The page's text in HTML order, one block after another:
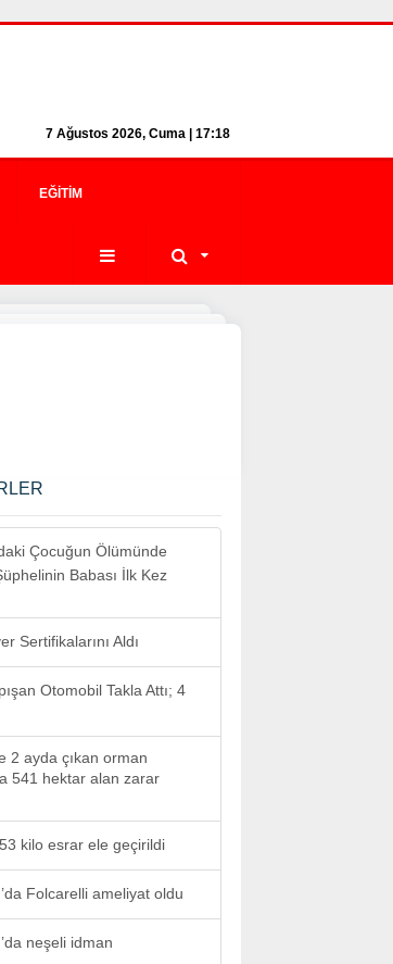
7 Ağustos 2026, Cuma | 17:18
EĞITIM
Çocuğun Ölümünde
Babası İlk Kez
Sertifikalarını Aldı
Otomobil Takla Attı; 4
2 ayda çıkan orman
541 hektar alan zarar
kilo esrar ele geçirildi
Folcarelli ameliyat oldu
neşeli idman